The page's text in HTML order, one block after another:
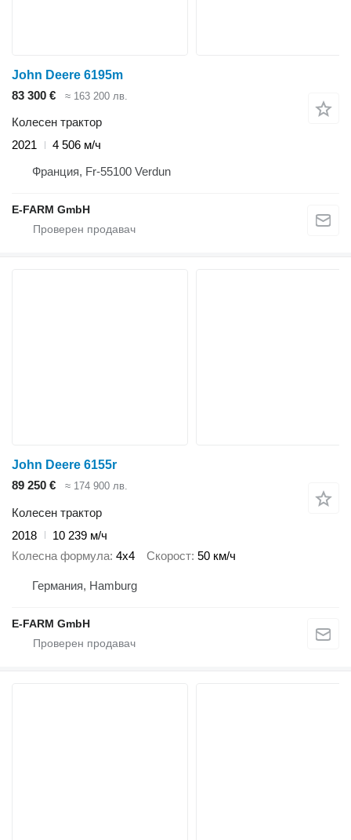
John Deere 6195m
83 300 €
≈ 163 200 лв.
Колесен трактор
2021
4 506 м/ч
Франция, Fr-55100 Verdun
E-FARM GmbH
John Deere 6155r
89 250 €
≈ 174 900 лв.
Колесен трактор
2018
10 239 м/ч
Колесна формула 4x4 Скорост 50 км/ч
Германия, Hamburg
E-FARM GmbH